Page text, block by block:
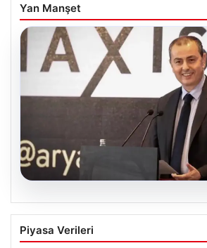
Yan Manşet
07.08.2026
İş Bankası Yönetiminde
Değişiklik: Hakan Aran
Piyasa Verileri